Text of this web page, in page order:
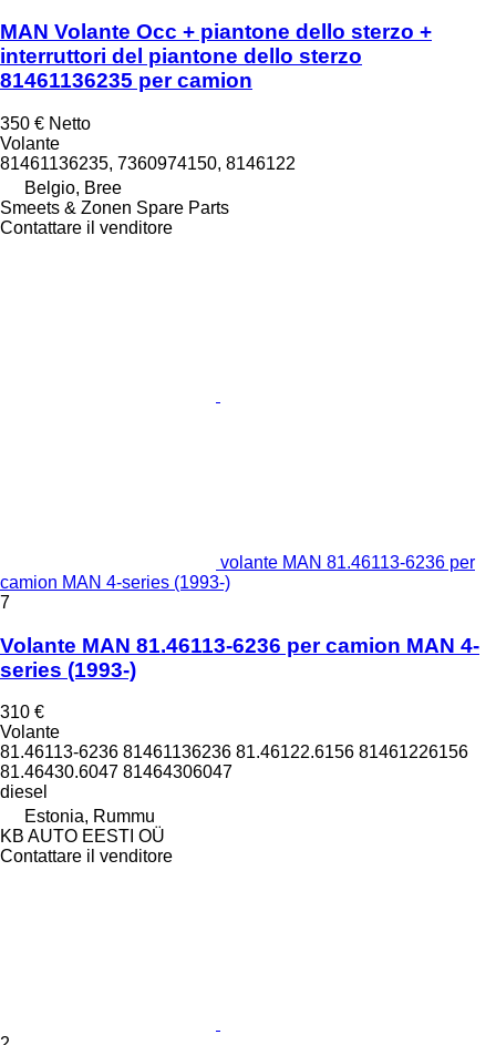
MAN Volante Occ + piantone dello sterzo +
interruttori del piantone dello sterzo
81461136235 per camion
350 € Netto
Volante
81461136235, 7360974150, 8146122
Belgio, Bree
Smeets & Zonen Spare Parts
Contattare il venditore
volante MAN 81.46113-6236 per
camion MAN 4-series (1993-)
7
Volante MAN 81.46113-6236 per camion MAN 4-
series (1993-)
310 €
Volante
81.46113-6236 81461136236 81.46122.6156 81461226156
81.46430.6047 81464306047
diesel
Estonia, Rummu
KB AUTO EESTI OÜ
Contattare il venditore